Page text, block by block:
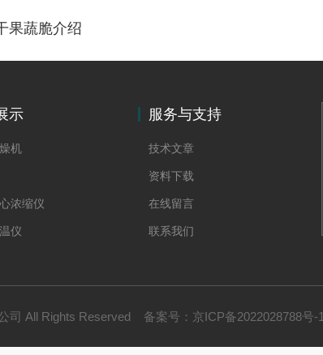
果蔬脆介绍
示
机
浓缩仪
仪
服务与支持
技术文章
资料下载
在线留言
联系我们
司 All Rights Reserved 备案号： 京ICP备2022028788号-1